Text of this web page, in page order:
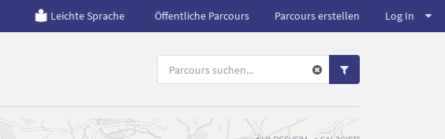
Leichte Sprache Öffentliche Parcours Parcours erstellen Log In